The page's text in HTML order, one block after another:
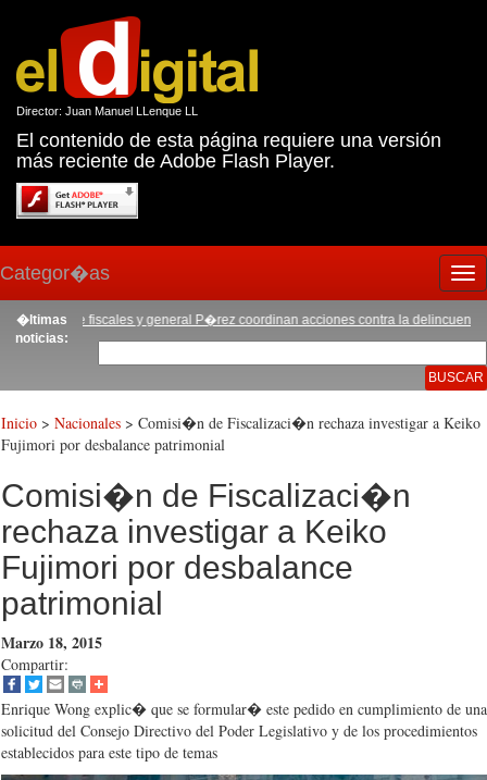
Director: Juan Manuel LLenque LL
El contenido de esta página requiere una versión
más reciente de Adobe Flash Player.
Categor�as
�ltimas
noticias:
de fiscales y general P�rez coordinan acciones contra la delincuencia|
Inicio > Nacionales > Comisi�n de Fiscalizaci�n rechaza investigar a Keiko
Fujimori por desbalance patrimonial
Comisi�n de Fiscalizaci�n
rechaza investigar a Keiko
Fujimori por desbalance
patrimonial
Marzo 18, 2015
Compartir:
Enrique Wong explic� que se formular� este pedido en cumplimiento de una
solicitud del Consejo Directivo del Poder Legislativo y de los procedimientos
establecidos para este tipo de temas